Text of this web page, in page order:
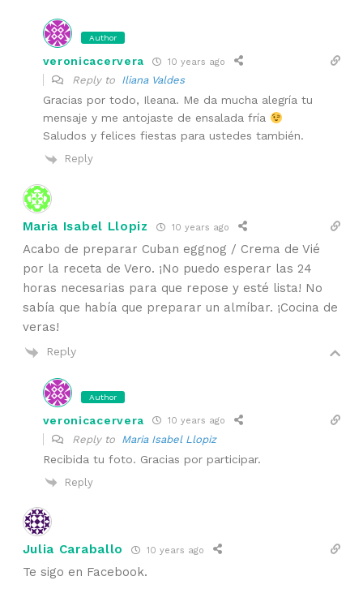
Author
veronicacervera 10 years ago
Reply to Iliana Valdes
Gracias por todo, Ileana. Me da mucha alegría tu
mensaje y me antojaste de ensalada fría
Saludos y felices fiestas para ustedes también.
Reply
Maria Isabel Llopiz 10 years ago
Acabo de preparar Cuban eggnog / Crema de Vié
por la receta de Vero. ¡No puedo esperar las 24
horas necesarias para que repose y esté lista! No
sabía que había que preparar un almíbar. ¡Cocina de
veras!
Reply
Author
veronicacervera 10 years ago
Reply to Maria Isabel Llopiz
Recibida tu foto. Gracias por participar.
Reply
Julia Caraballo 10 years ago
Te sigo en Facebook.